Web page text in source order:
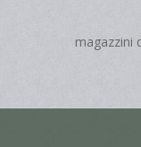
magazzini